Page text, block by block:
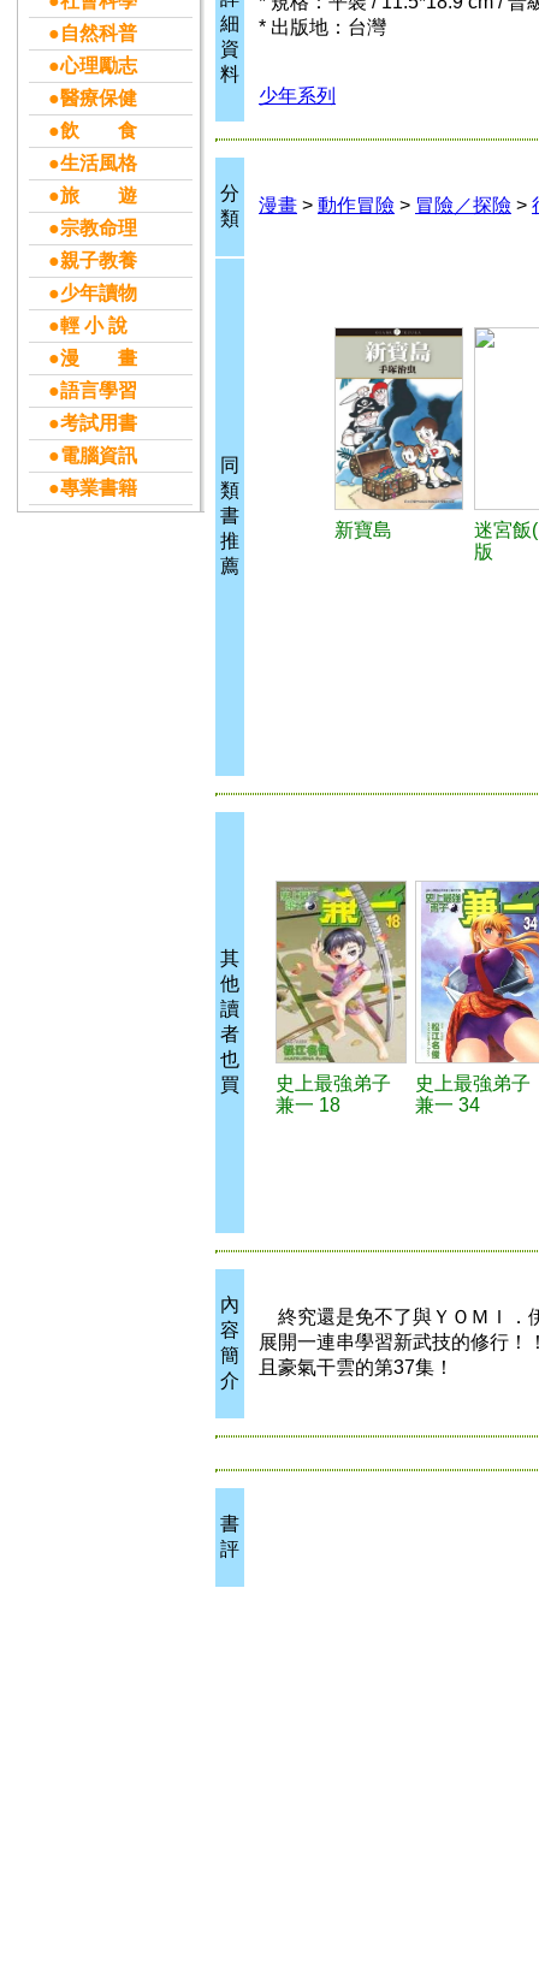
●自然科普
●心理勵志
●醫療保健
●飲 食
●生活風格
●旅 遊
●宗教命理
●親子教養
●少年讀物
●輕 小 說
●漫 畫
●語言學習
●考試用書
●電腦資訊
●專業書籍
細
資
料
* 出版地：台灣
少年系列
分
類
漫畫 > 動作冒險 > 冒險／探險 >
同
類
書
推
薦
新寶島
迷宮飯
版
其
他
讀
者
也
買
史上最強弟子
兼一 18
史上最強弟子
兼一 34
內
容
簡
介
終究還是免不了與ＹＯＭＩ．
展開一連串學習新武技的修行
且豪氣干雲的第37集！
書
評